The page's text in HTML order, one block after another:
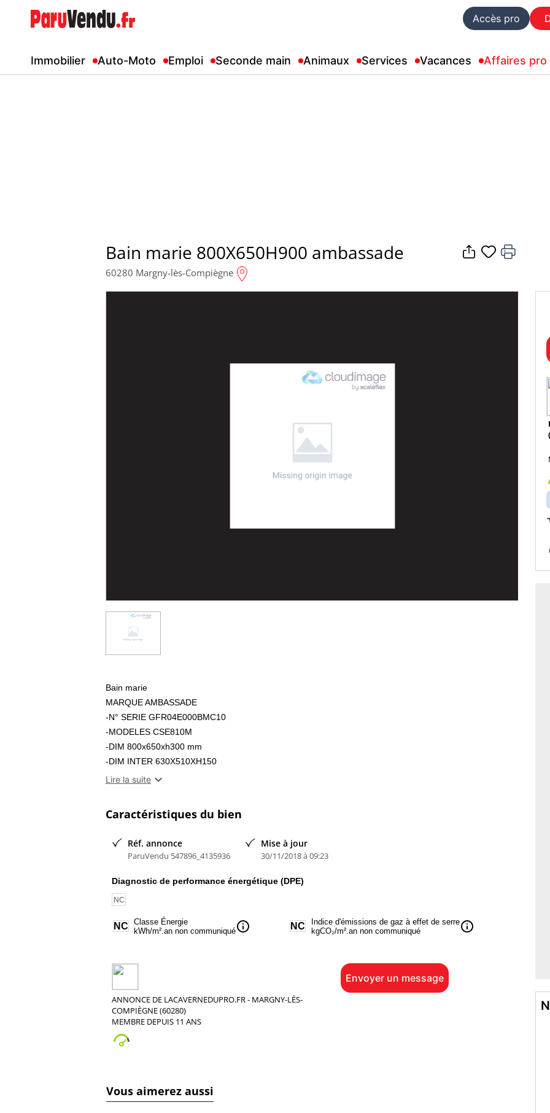
Accès pro
Immobilier Auto-Moto Emploi Seconde main Animaux Services Vacances Affaires pro
Bain marie 800X650H900 ambassade
60280 Margny-lès-Compiègne
Bain marie
MARQUE AMBASSADE
-N° SERIE GFR04E000BMC10
-MODELES CSE810M
-DIM 800x650xh300 mm
-DIM INTER 630X510XH150
-ANN 2011
CSE 810 M.
Conçu pour recevoir 1 bac gastronome 1/1
profondeur maximum 150 mm.
• Thermostat 30/110°.
• Cuve inox emboutie à angles rayonnés.
• Vanne de vidange.
• Alimentation 230 V mono.
lacavernedupro.fr
TEL 0344900813
Lire la suite 
Caractéristiques du bien
Réf. annonce
ParuVendu 547896_4135936
Mise à jour
30/11/2018 à 09:23
Diagnostic de performance énergétique (DPE)
NC
NC
Classe Énergie
kWh/m².an non communiquéinfo NC
Indice d'émissions de gaz à effet de serre
kgCO₂/m².an non communiqué
info
ANNONCE DE LACAVERNEDUPRO.FR - MARGNY-LÈS-
COMPIÈGNE (60280)
MEMBRE DEPUIS 11 ANS
Envoyer un message
Vous aimerez aussi